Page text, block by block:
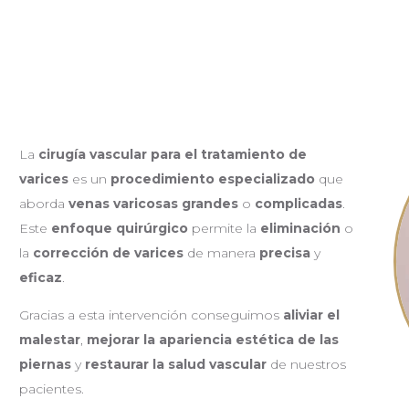
La cirugía vascular para el tratamiento de
varices es un procedimiento especializado que
aborda venas varicosas grandes o complicadas.
Este enfoque quirúrgico permite la eliminación o
la corrección de varices de manera precisa y
eficaz.
Gracias a esta intervención conseguimos aliviar el
malestar, mejorar la apariencia estética de las
piernas y restaurar la salud vascular de nuestros
pacientes.